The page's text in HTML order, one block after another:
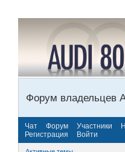
Форум владельцев
Чат Форум Участники
Регистрация
Войти